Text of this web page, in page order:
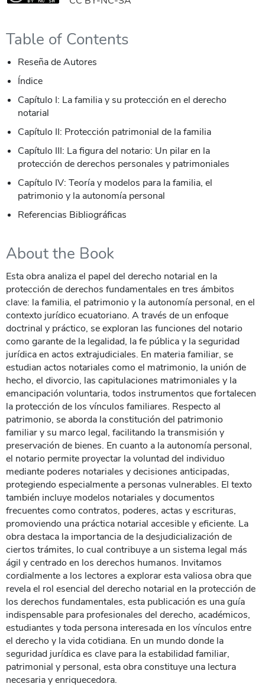
Table of Contents
Reseña de Autores
Índice
Capítulo I: La familia y su protección en el derecho
notarial
Capítulo II: Protección patrimonial de la familia
Capítulo III: La figura del notario: Un pilar en la
protección de derechos personales y patrimoniales
Capítulo IV: Teoría y modelos para la familia, el
patrimonio y la autonomía personal
Referencias Bibliográficas
About the Book
Esta obra analiza el papel del derecho notarial en la
protección de derechos fundamentales en tres ámbitos
clave: la familia, el patrimonio y la autonomía personal, en el
contexto jurídico ecuatoriano. A través de un enfoque
doctrinal y práctico, se exploran las funciones del notario
como garante de la legalidad, la fe pública y la seguridad
jurídica en actos extrajudiciales. En materia familiar, se
estudian actos notariales como el matrimonio, la unión de
hecho, el divorcio, las capitulaciones matrimoniales y la
emancipación voluntaria, todos instrumentos que fortalecen
la protección de los vínculos familiares. Respecto al
patrimonio, se aborda la constitución del patrimonio
familiar y su marco legal, facilitando la transmisión y
preservación de bienes. En cuanto a la autonomía personal,
el notario permite proyectar la voluntad del individuo
mediante poderes notariales y decisiones anticipadas,
protegiendo especialmente a personas vulnerables. El texto
también incluye modelos notariales y documentos
frecuentes como contratos, poderes, actas y escrituras,
promoviendo una práctica notarial accesible y eficiente. La
obra destaca la importancia de la desjudicialización de
ciertos trámites, lo cual contribuye a un sistema legal más
ágil y centrado en los derechos humanos. Invitamos
cordialmente a los lectores a explorar esta valiosa obra que
revela el rol esencial del derecho notarial en la protección de
los derechos fundamentales, esta publicación es una guía
indispensable para profesionales del derecho, académicos,
estudiantes y toda persona interesada en los vínculos entre
el derecho y la vida cotidiana. En un mundo donde la
seguridad jurídica es clave para la estabilidad familiar,
patrimonial y personal, esta obra constituye una lectura
necesaria y enriquecedora.